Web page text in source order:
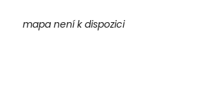
mapa není k dispozici